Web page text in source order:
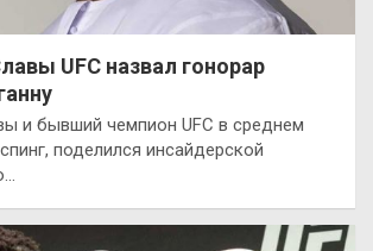
UFC назвал гонорар
и бывший чемпион UFC в среднем
поделился инсайдерской